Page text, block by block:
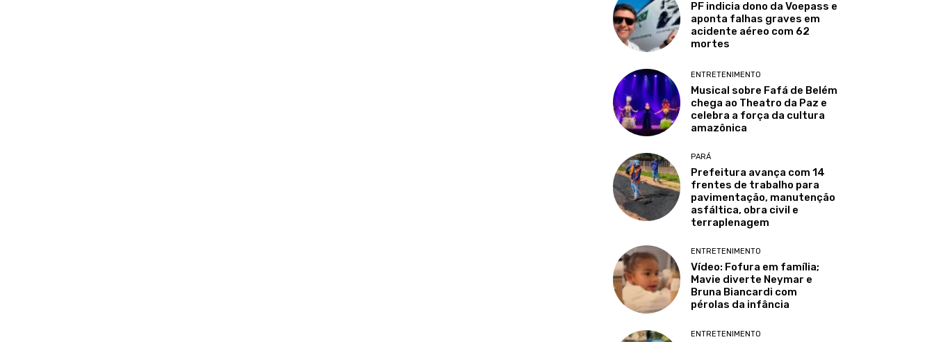
PF indicia dono da Voepass e
aponta falhas graves em
acidente aéreo com 62
mortes
ENTRETENIMENTO
Musical sobre Fafá de Belém
chega ao Theatro da Paz e
celebra a força da cultura
amazônica
PARÁ
Prefeitura avança com 14
frentes de trabalho para
pavimentação, manutenção
asfáltica, obra civil e
terraplenagem
ENTRETENIMENTO
Vídeo: Fofura em família;
Mavie diverte Neymar e
Bruna Biancardi com
pérolas da infância
ENTRETENIMENTO